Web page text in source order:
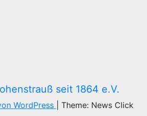
WordPress
Theme: News Click